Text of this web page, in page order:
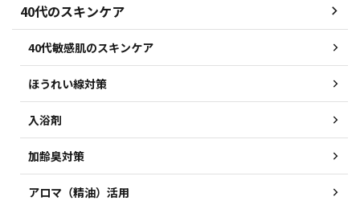
40代のスキンケア
40代敏感肌のスキンケア
ほうれい線対策
入浴剤
加齢臭対策
アロマ（精油）活用